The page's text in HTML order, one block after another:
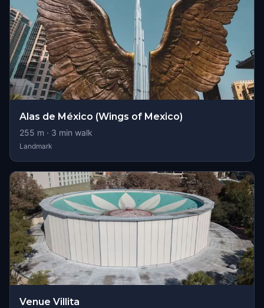
Alas de México (Wings of Mexico)
255 m · 3 min walk
Landmark
Venue Villita